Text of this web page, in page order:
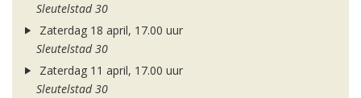
Sleutelstad 30
Zaterdag 18 april, 17.00 uur
Sleutelstad 30
Zaterdag 11 april, 17.00 uur
Sleutelstad 30